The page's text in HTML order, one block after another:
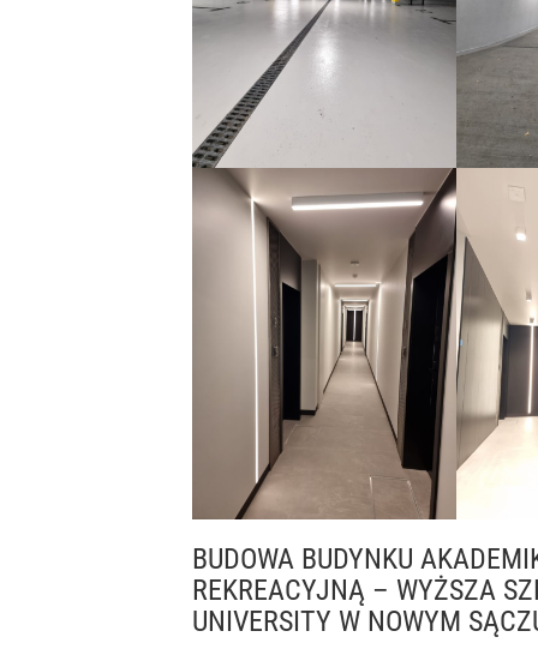
BUDOWA BUDYNKU
REKREACYJNĄ – WYŻSZA
UNIVERSITY W NOWYM